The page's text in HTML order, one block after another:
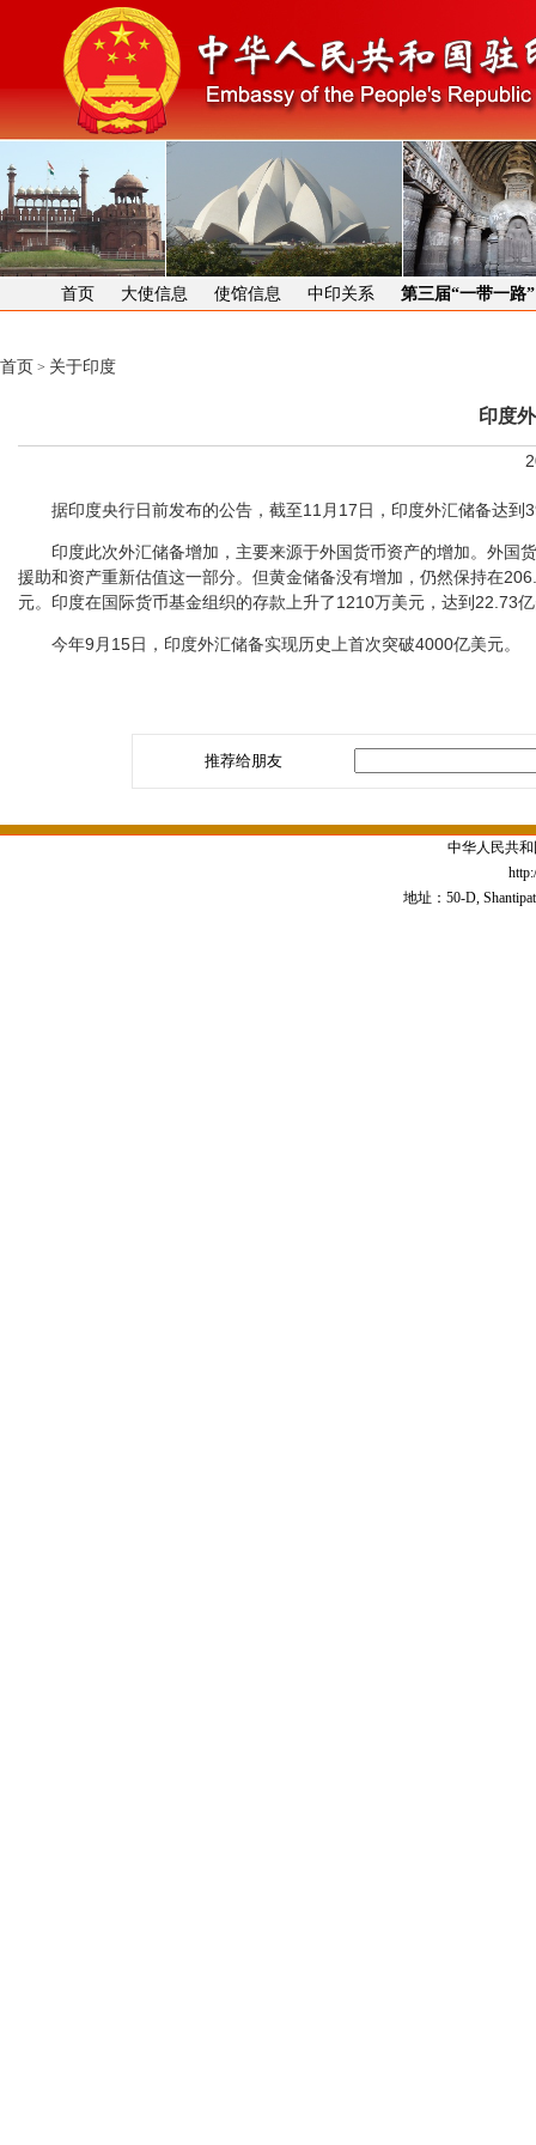
首页 大使信息 使馆信息 中印关系 第三届“一带一路
首页 > 关于印度
印度
据印度央行日前发布的公告，截至11月17日，印度外汇储备达到
印度此次外汇储备增加，主要来源于外国货币资产的增加。外国
援助和资产重新估值这一部分。但黄金储备没有增加，仍然保持在
元。印度在国际货币基金组织的存款上升了1210万美元，达到22.73
今年9月15日，印度外汇储备实现历史上首次突破4000亿美元。
推荐给朋友
中华人民共
地址：50-D,